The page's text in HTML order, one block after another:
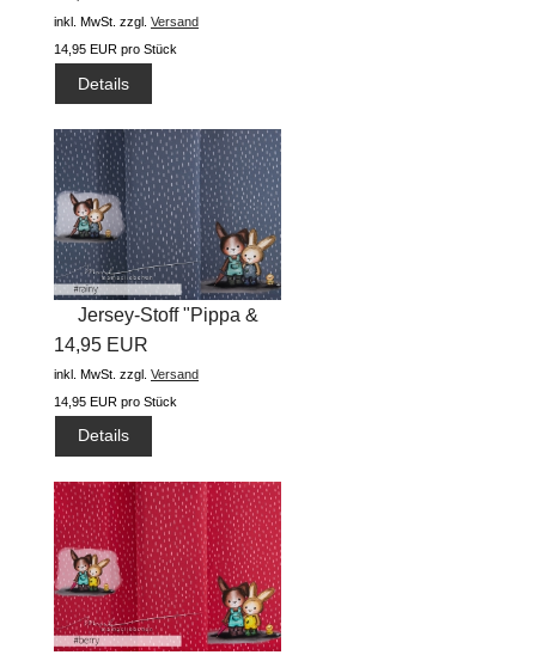
inkl. MwSt. zzgl. Versand
14,95 EUR pro Stück
Details
Jersey-Stoff "Pippa &
Arved...
14,95 EUR
inkl. MwSt. zzgl. Versand
14,95 EUR pro Stück
Details